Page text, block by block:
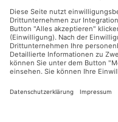
Zahlungsarten
Sicher Einkaufen
Ladengeschäft
Newsletter